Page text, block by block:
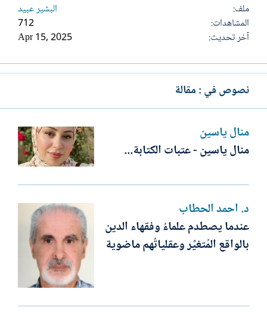
ملف
البشير عبيد
المشاهدات
712
آخر تحديث
Apr 15, 2025
نصوص في : مقالة
منال ياسين
منال ياسين - عتبات الكتابة...
د. أحمد الحطاب
عندما يصطدم علماءُ وفقهاء الدين
بالواقع المُتغيِّر وعقلياتُهم ماضوية